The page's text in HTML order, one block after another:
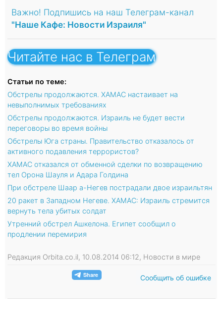
Важно! Подпишись на наш Телеграм-канал
"Наше Кафе: Новости Израиля"
Читайте нас в Телеграм
Статьи по теме:
Обстрелы продолжаются. ХАМАС настаивает на
невыполнимых требованиях
Обстрелы продолжаются. Израиль не будет вести
переговоры во время войны
Обстрелы Юга страны. Правительство отказалось от
активного подавления террористов?
ХАМАС отказался от обменной сделки по возвращению
тел Орона Шауля и Адара Голдина
При обстреле Шаар а-Негев пострадали двое израильтян
20 ракет в Западном Негеве. ХАМАС: Израиль стремится
вернуть тела убитых солдат
Утренний обстрел Ашкелона. Египет сообщил о
продлении перемирия
Редакция Orbita.co.il, 10.08.2014 06:12, Новости в мире
Сообщить об ошибке